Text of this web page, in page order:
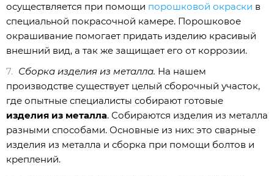
осуществляется при помощи порошковой окраски в
специальной покрасочной камере. Порошковое
окрашивание помогает придать изделию красивый
внешний вид, а так же защищает его от коррозии.
Сборка изделия из металла. На нашем
производстве существует целый сборочный участок,
где опытные специалисты собирают готовые
изделия из металла. Собираются изделия из металла
разными способами. Основные из них: это сварные
изделия из металла и сборка при помощи болтов и
креплений.